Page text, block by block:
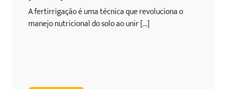
A fertirrigação é uma técnica que revoluciona o
manejo nutricional do solo ao unir [...]